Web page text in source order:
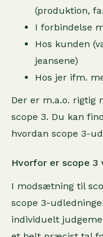
(produktion,
I forbindelse
Hos kunden
jeansene)
Hos jer ifm.
Der er m.a.o. rigtig
scope 3. Du kan
hvordan scope 3-
Hvorfor er scope 3
I modsætning til
scope 3-
individuelt